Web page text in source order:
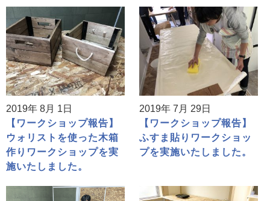
2019年 8月 1日
【ワークショップ報告】
ウォリストを使った木箱
作りワークショップを実
施いたしました。
2019年 7月 29日
【ワークショップ報告】
ふすま貼りワークショッ
プを実施いたしました。